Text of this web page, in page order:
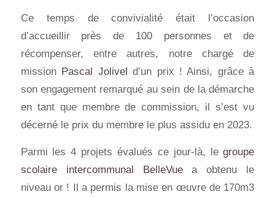
Ce temps de convivialité était l’occasion
d’accueillir près de 100 personnes et de
récompenser, entre autres, notre chargé de
mission Pascal Jolivel d’un prix ! Ainsi, grâce à
son engagement remarqué au sein de la démarche
en tant que membre de commission, il s’est vu
décerné le prix du membre le plus assidu en 2023.
Parmi les 4 projets évalués ce jour-là, legroupe
scolaire intercommunal BelleVuea obtenu le
niveau or ! Il a permis la mise en œuvre de 170m3